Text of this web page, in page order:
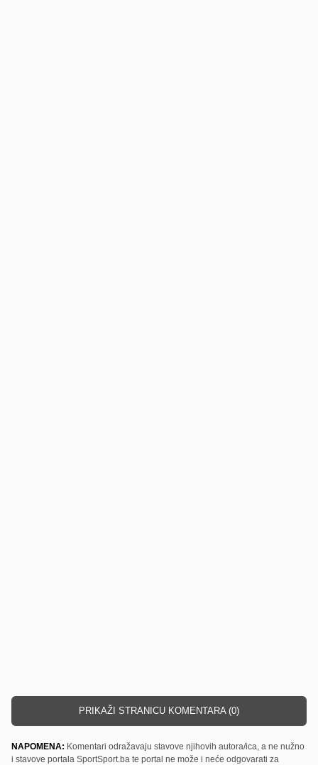
PRIKAŽI STRANICU KOMENTARA (0)
NAPOMENA: Komentari odražavaju stavove njihovih autora/ica, a ne nužno
i stavove portala SportSport.ba te portal ne može i neće odgovarati za